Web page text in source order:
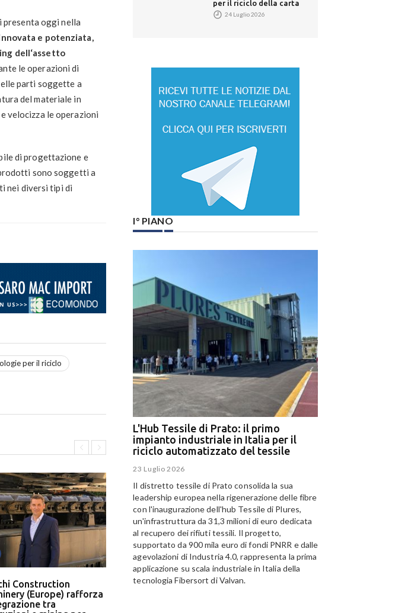
presenta oggi nella
e potenziata,
dell‘assetto
le operazioni di
parti soggette a
del materiale in
velocizza le operazioni
di progettazione e
sono soggetti a
nei diversi tipi di
per il riciclo
Construction
(Europe) rafforza
tra
T
L’Intelligenza Artificiale al
I
per il riciclo della carta
24 Luglio 2026
I° PIANO
L'Hub Tessile di Prato: il primo
impianto industriale in Italia per il
riciclo automatizzato del tessile
23 Luglio 2026
Il distretto tessile di Prato consolida la sua
leadership europea nella rigenerazione delle fibre
con l'inaugurazione dell'hub Tessile di Plures,
un'infrastruttura da 31,3 milioni di euro dedicata
al recupero dei rifiuti tessili. Il progetto,
supportato da 900 mila euro di fondi PNRR e dalle
agevolazioni di Industria 4.0, rappresenta la prima
applicazione su scala industriale in Italia della
tecnologia Fibersort di Valvan.